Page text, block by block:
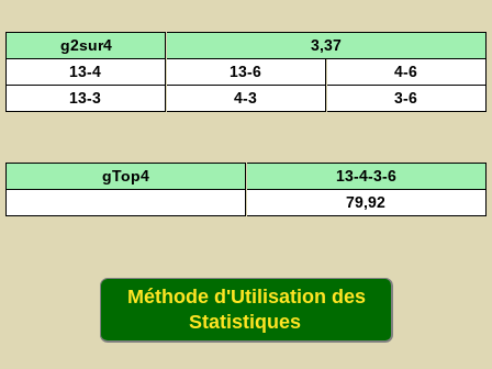
g2sur4
3,37
13-4
13-6
4-6
13-3
4-3 3-6
gTop4
13-4-3-6
79,92
Méthode d'Utilisation des
Statistiques